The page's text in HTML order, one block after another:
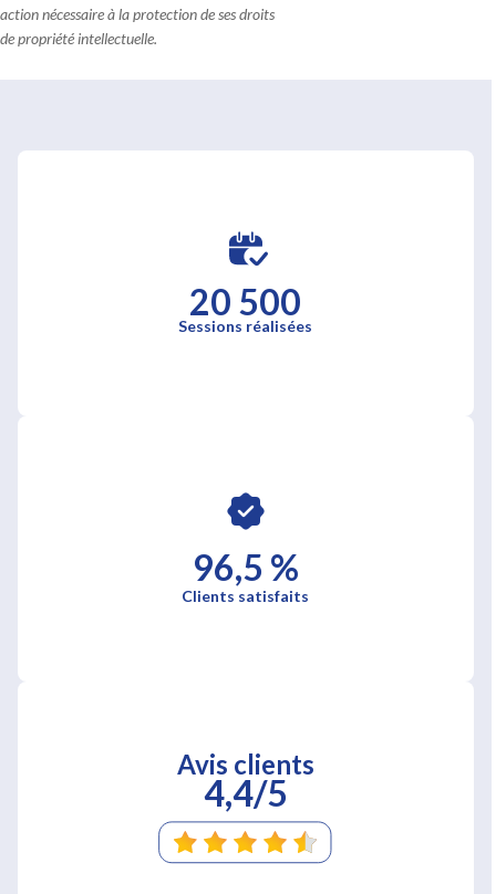
action nécessaire à la protection de ses droits
de propriété intellectuelle.
20 500
Sessions réalisées
96,5 %
Clients satisfaits
Avis clients
4,4/5